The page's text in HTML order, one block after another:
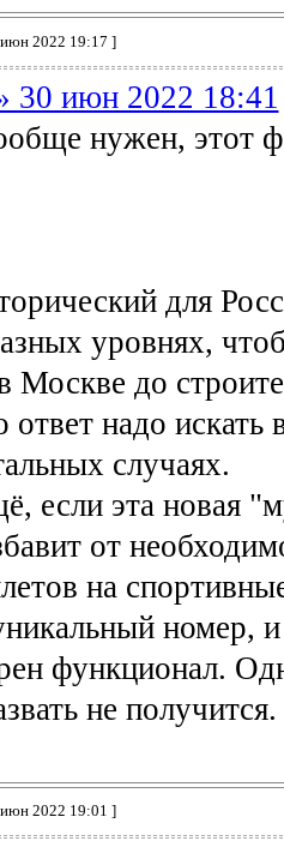
2022 19:17 ]
30 июн 2022 18:41
нужен, этот
для
уровнях,
Москве до
надо искать
случаях.
если эта новая
от
на
номер,
функционал.
не
2022 19:01 ]